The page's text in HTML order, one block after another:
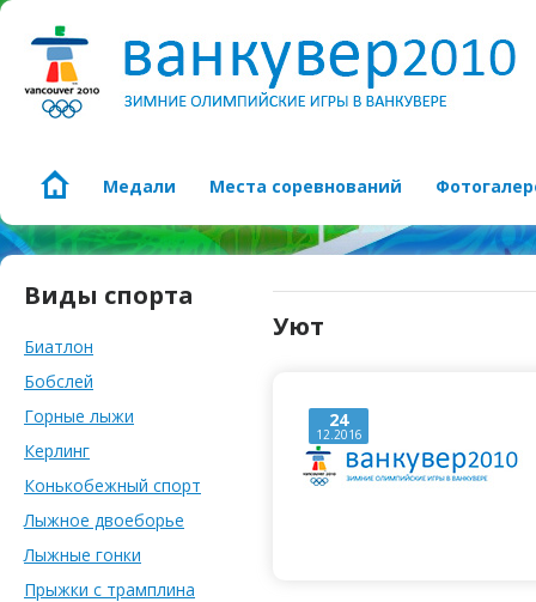
Медали Места соревнований
Виды спорта
Биатлон
Бобслей
Горные лыжи
Керлинг
Конькобежный спорт
Лыжное двоеборье
Лыжные гонки
Прыжки с трамплина
Уют
24
12.2016